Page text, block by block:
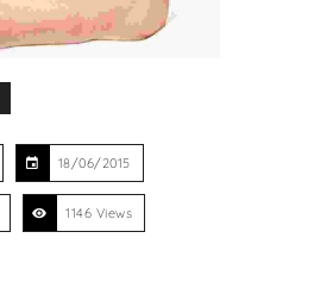
18/06/2015
1146 Views